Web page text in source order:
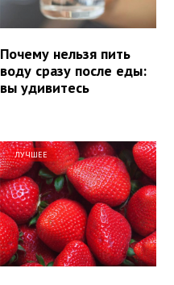
Почему нельзя пить
воду сразу после еды:
вы удивитесь
ЛУЧШЕЕ